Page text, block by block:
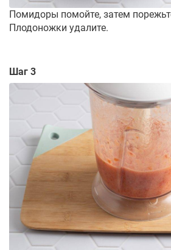
Помидоры помойте, затем
Плодоножки удалите.
Шаг 3